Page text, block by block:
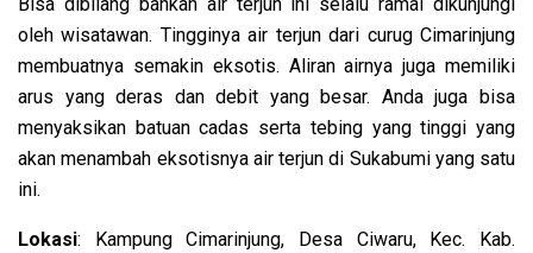
Bisa dibilang bahkan air terjun ini selalu ramai dikunjungi
oleh wisatawan. Tingginya air terjun dari curug Cimarinjung
membuatnya semakin eksotis. Aliran airnya juga memiliki
arus yang deras dan debit yang besar. Anda juga bisa
menyaksikan batuan cadas serta tebing yang tinggi yang
akan menambah eksotisnya air terjun di Sukabumi yang satu
ini.
Lokasi: Kampung Cimarinjung, Desa Ciwaru, Kec. Kab.